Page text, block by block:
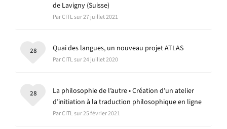
de Lavigny (Suisse)
Par CITL sur 27 juillet 2021
Quai des langues, un nouveau projet ATLAS
Par CITL sur 24 juillet 2020
28
La philosophie de l’autre • Création d’un atelier
d’initiation à la traduction philosophique en ligne
Par CITL sur 25 février 2021
28